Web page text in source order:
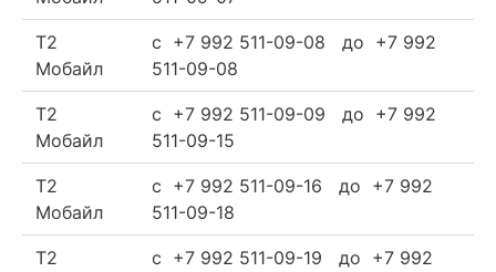
Т2
Мобайл
c +7 992 511-09-08 до +7 992
511-09-08
Т2
Мобайл
c +7 992 511-09-09 до +7 992
511-09-15
Т2
Мобайл
c +7 992 511-09-16 до +7 992
511-09-18
Т2
c +7 992 511-09-19 до +7 992